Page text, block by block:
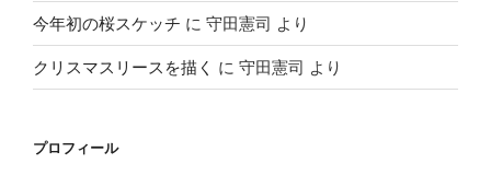
今年初の桜スケッチ に 守田憲司 より
クリスマスリースを描く に 守田憲司 より
プロフィール